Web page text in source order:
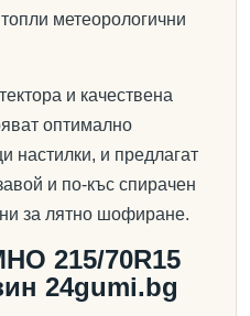
метеорологични
и качествена
оптимално
настилки, и предлагат
и по-къс спирачен
за лятно шофиране.
215/70R15
24gumi.bg